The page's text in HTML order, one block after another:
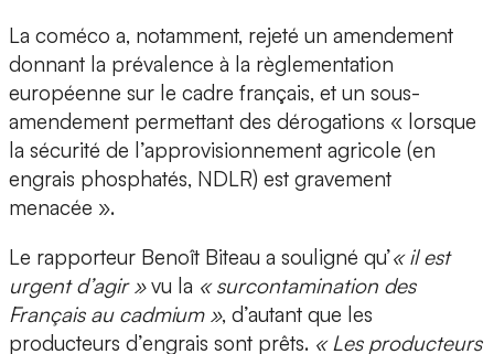
La coméco a, notamment, rejeté un amendement
donnant la prévalence à la règlementation
européenne sur le cadre français, et un sous-
amendement permettant des dérogations « lorsque
la sécurité de l’approvisionnement agricole (en
engrais phosphatés, NDLR) est gravement
menacée ».
Le rapporteur Benoît Biteau a souligné qu’« il est
urgent d’agir »vu la « surcontamination des
Français au cadmium », d’autant que les
producteurs d’engrais sont prêts. « Les producteurs